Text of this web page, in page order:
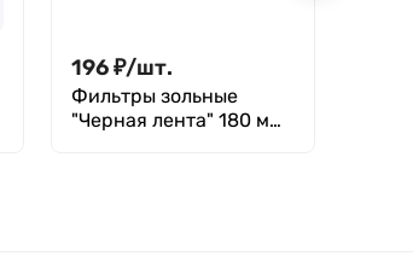
196₽/шт.
Фильтры зольные
"Черная лента" 180 мм,